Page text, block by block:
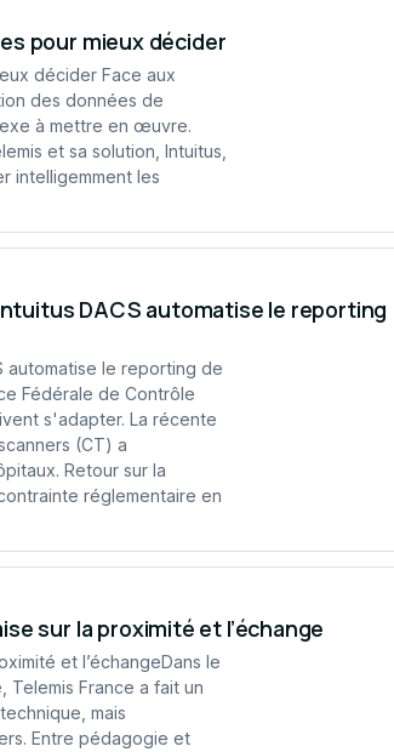
pour mieux décider
décider Face aux
des données de
à mettre en œuvre.
et sa solution, Intuitus,
intelligemment les
DACS automatise le reporting
automatise le reporting de
Fédérale de Contrôle
s'adapter. La récente
(CT) a
Retour sur la
réglementaire en
sur la proximité et l’échange
et l’échangeDans le
Telemis France a fait un
mais
Entre pédagogie et